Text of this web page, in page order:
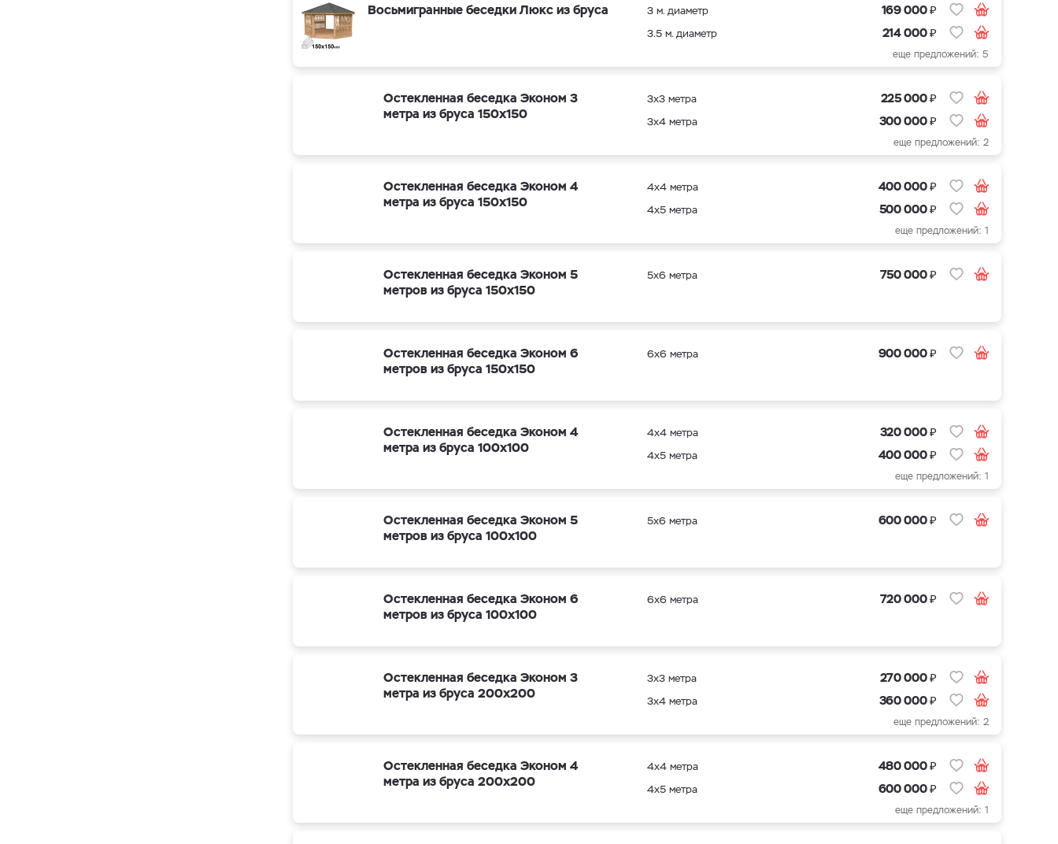
Восьмигранные беседки Люкс из бруса 3 м. диаметр 169 000₽
3.5 м. диаметр 214 000₽
еще предложений: 5
Остекленная беседка Эконом 3
метра из бруса 150х150
3х3 метра 225 000₽
3х4 метра 300 000₽
еще предложений: 2
Остекленная беседка Эконом 4
метра из бруса 150х150
4х4 метра 400 000₽
4х5 метра 500 000₽
еще предложений: 1
Остекленная беседка Эконом 5
метров из бруса 150х150
5х6 метра 750 000₽
Остекленная беседка Эконом 6
метров из бруса 150х150
6х6 метра 900 000₽
Остекленная беседка Эконом 4
метра из бруса 100х100
4х4 метра 320 000₽
4х5 метра 400 000₽
еще предложений: 1
Остекленная беседка Эконом 5
метров из бруса 100х100
5х6 метра 600 000₽
Остекленная беседка Эконом 6
метров из бруса 100х100
6х6 метра 720 000₽
Остекленная беседка Эконом 3
метра из бруса 200х200
3х3 метра 270 000₽
3х4 метра 360 000₽
еще предложений: 2
Остекленная беседка Эконом 4
метра из бруса 200х200
4х4 метра 480 000₽
4х5 метра 600 000₽
еще предложений: 1